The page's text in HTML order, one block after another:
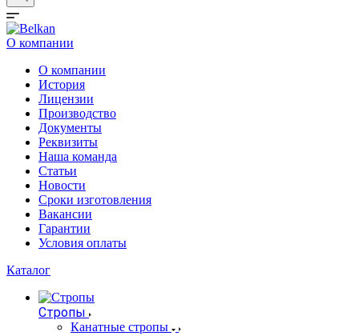
О компании
О компании
История
Лицензии
Производство
Документы
Реквизиты
Наша команда
Статьи
Новости
Сроки изготовления
Вакансии
Гарантии
Условия оплаты
Каталог
Стропы
Канатные стропы